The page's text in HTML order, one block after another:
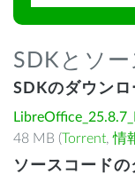
SDKとソ
SDKのダウンロ
48 MB (Torrent,情
ソースコード